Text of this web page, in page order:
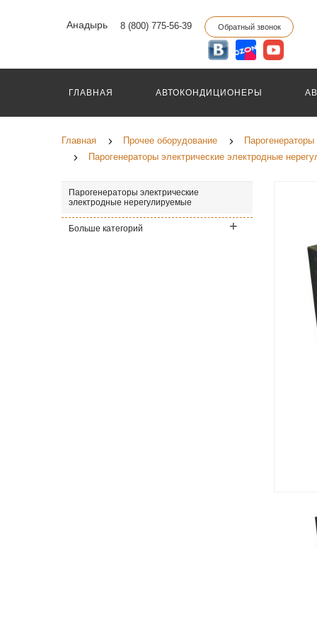
Анадырь 8 (800) 775-56-39 Обратный звонок
ГЛАВНАЯ АВТОКОНДИЦИОНЕРЫ
Главная Прочее оборудование
Парогенераторы электрические электродные
Парогенераторы электрические
электродные нерегулируемые
Больше категорий